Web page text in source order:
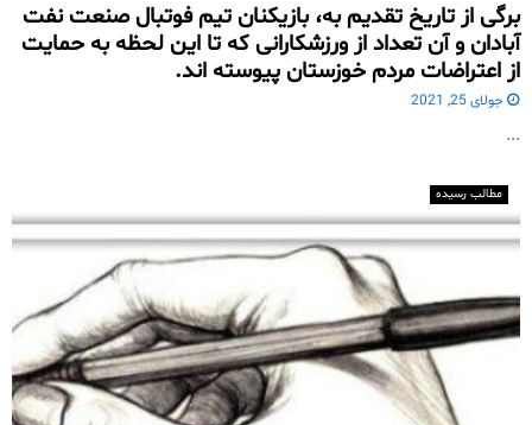
برگی از تاریخ تقدیم به، بازیکنان تیم فوتبال صنعت نفت
آبادان و آن تعداد از ورزشکارانی که تا این لحظه به حمایت
از اعتراضات مردم خوزستان پیوسته اند.
جولای 25, 2021
...
مطالب رسیده